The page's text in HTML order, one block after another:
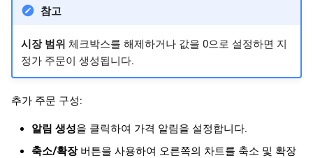
참고
시장 범위 체크박스를 해제하거나 값을 0으로 설정하면 지
정가 주문이 생성됩니다.
추가 주문 구성:
알림 생성을 클릭하여 가격 알림을 설정합니다.
축소/확장버튼을 사용하여 오른쪽의 차트를 축소 및 확장